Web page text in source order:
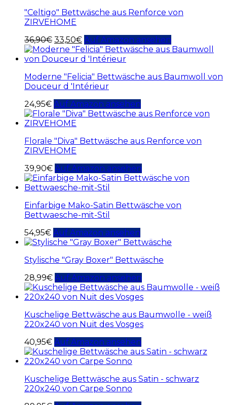
"Celtigo" Bettwäsche aus Renforce von
ZIRVEHOME
36,90€ 33,50€ Auf Amazon ansehen
Moderne "Felicia" Bettwäsche aus Baumwoll von
Douceur d 'Intérieur
24,95€ Auf Amazon ansehen
Florale "Diva" Bettwäsche aus Renforce von
ZIRVEHOME
39,90€ Auf Amazon ansehen
Einfarbige Mako-Satin Bettwäsche von
Bettwaesche-mit-Stil
54,95€ Auf Amazon ansehen
Stylische "Gray Boxer" Bettwäsche
28,99€ Auf Amazon ansehen
Kuschelige Bettwäsche aus Baumwolle - weiß
220x240 von Nuit des Vosges
40,95€ Auf Amazon ansehen
Kuschelige Bettwäsche aus Satin - schwarz
220x240 von Carpe Sonno